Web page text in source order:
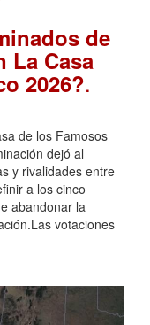
de
La Casa
2026?.
de los Famosos
dejó al
y rivalidades entre
a los cinco
abandonar la
votaciones